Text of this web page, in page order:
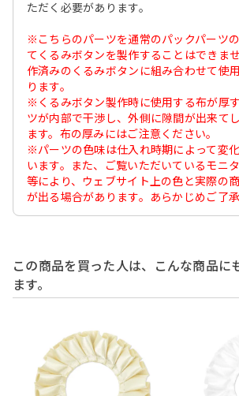
ただく必要があります。
※こちらのパーツを通常のパックパーツ
てくるみボタンを製作することはできま
作済みのくるみボタンに組み合わせて使
ります。
※くるみボタン製作時に使用する布が厚
ツが内部で干渉し、外側に隙間が出来て
ます。布の厚みにはご注意ください。
※パーツの色味は仕入れ時期によって変
います。また、ご覧いただいているモニ
等により、ウェブサイト上の色と実際の
が出る場合があります。あらかじめご了承
この商品を買った人は、こんな商品に
ます。